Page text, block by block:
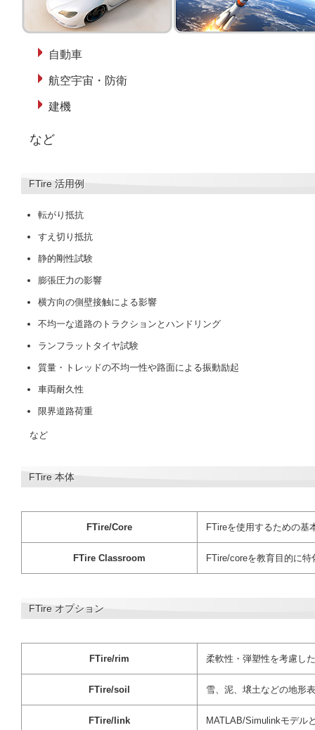
自動車
航空宇宙・防衛
建機
など
FTire 活用例
転がり抵抗
すえ切り抵抗
静的剛性試験
膨張圧力の影響
横方向の側壁接触による影響
不均一な道路のトラクションとハンドリング
ランフラットタイヤ試験
質量・トレッドの不均一性や路面による振動励起
車両耐久性
限界道路荷重
など
FTire 本体
FTire/Core FTireを使用するための基
FTire Classroom FTire/coreを教育目的に
FTire オプション
FTire/rim 柔軟性・弾塑性を考慮し
FTire/soil 雪、泥、壌土などの地形
FTire/link MATLAB/Simulinkモデル